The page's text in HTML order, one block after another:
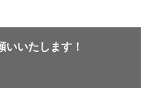
いいたします！